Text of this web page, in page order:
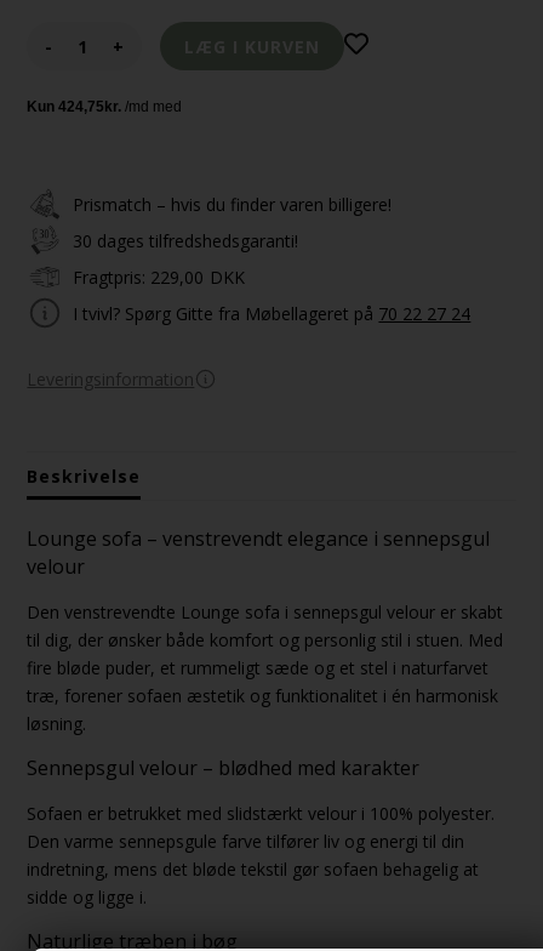
- +
Prismatch – hvis du finder varen billigere!
30 dages tilfredshedsgaranti!
Fragtpris: 229,00 DKK
I tvivl? Spørg Gitte fra Møbellageret på 70 22 27 24
Leveringsinformation
Beskrivelse
Lounge sofa – venstrevendt elegance i sennepsgul
velour
Den venstrevendte Lounge sofa i sennepsgul velour er skabt
til dig, der ønsker både komfort og personlig stil i stuen. Med
fire bløde puder, et rummeligt sæde og et stel i naturfarvet
træ, forener sofaen æstetik og funktionalitet i én harmonisk
løsning.
Sennepsgul velour – blødhed med karakter
Sofaen er betrukket med slidstærkt velour i 100% polyester.
Den varme sennepsgule farve tilfører liv og energi til din
indretning, mens det bløde tekstil gør sofaen behagelig at
sidde og ligge i.
Naturlige træben i bøg